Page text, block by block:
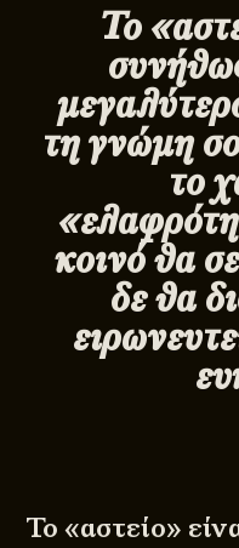
Το
τη γνώμη
το
κοινό θα
δε θα
Το «αστείο»